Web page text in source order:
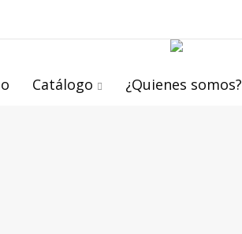
Catálogo ¿Quienes somos?